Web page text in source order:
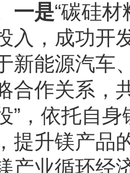
一是“碳硅
入，成功开
新能源汽车
合作关系，
”，依托自
提升镁产品
产业循环经